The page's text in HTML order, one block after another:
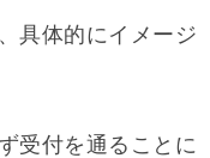
具体的にイメージ
受付を通ることに